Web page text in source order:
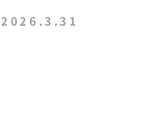
2026.3.31